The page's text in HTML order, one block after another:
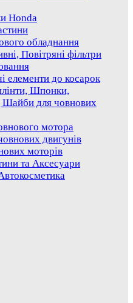
Honda
обладнання
Повітряні фільтри
елементи до косарок
Шпонки,
Шайби для човнових
мотора
двигунів
моторів
та Аксесуари